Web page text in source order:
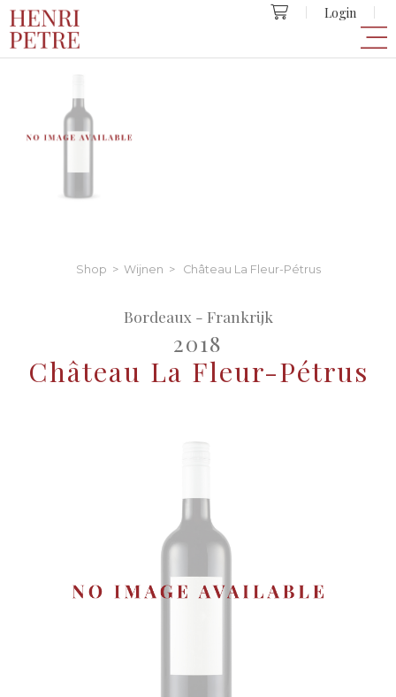
Login
Shop > Wijnen > Château La Fleur-Pétrus
Bordeaux - Frankrijk
2018
Château La Fleur-Pétrus